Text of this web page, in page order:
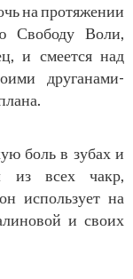
на протяжении
Свободу Воли,
и смеется над
друганами-
боль в зубах и
из всех чакр,
использует на
и своих